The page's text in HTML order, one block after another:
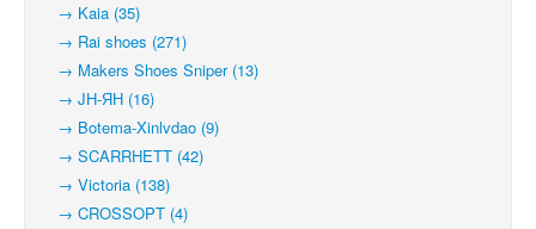
→ Kaia (35)
→ Rai shoes (271)
→ Makers Shoes Sniper (13)
→ JH-ЯН (16)
→ Botema-Xinlvdao (9)
→ SCARRHETT (42)
→ Victoria (138)
→ CROSSOPT (4)